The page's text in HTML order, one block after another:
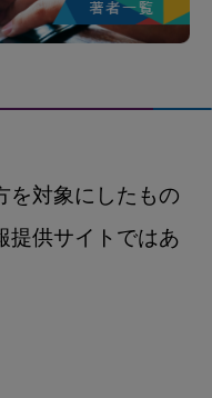
を対象にしたもの
提供サイトではあ